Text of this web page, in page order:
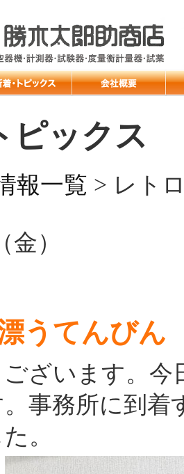
ピックス
報一覧 > レト
金）
うてんびん
ざいます。今
事務所に到
。